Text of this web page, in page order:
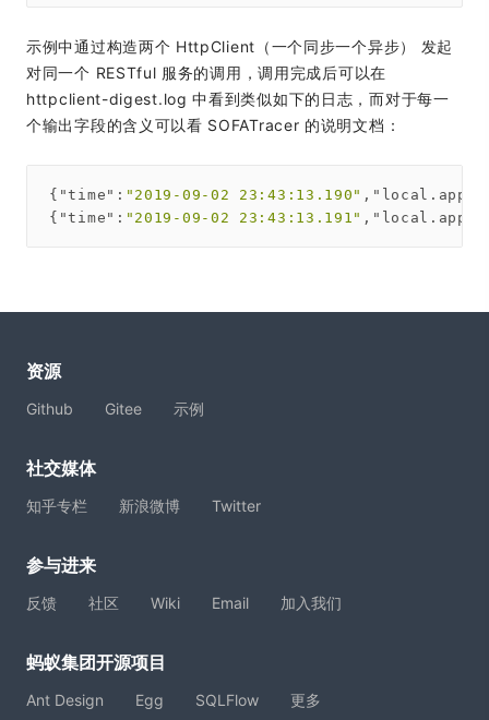
示例中通过构造两个 HttpClient（一个同步一个异步） 发起
对同一个 RESTful 服务的调用，调用完成后可以在
httpclient-digest.log 中看到类似如下的日志，而对于每一
个输出字段的含义可以看 SOFATracer 的说明文档：
{ "time" : "2019-09-02 23:43:13.190" , "local.app"
{ "time" : "2019-09-02 23:43:13.191" , "local.app"
资源
Github Gitee 示例
社交媒体
知乎专栏 新浪微博 Twitter
参与进来
反馈 社区 Wiki Email 加入我们
蚂蚁集团开源项目
Ant Design Egg SQLFlow 更多